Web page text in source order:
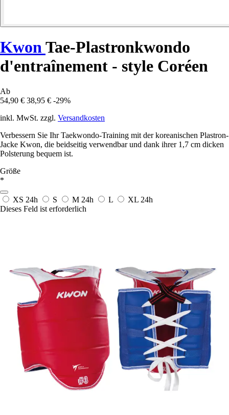
KwonTae-Plastronkwondo
d'entraînement - style Coréen
Ab
54,90 € 38,95 € -29%
inkl. MwSt. zzgl. Versandkosten
Verbessern Sie Ihr Taekwondo-Training mit der koreanischen Plastron-
Jacke Kwon, die beidseitig verwendbar und dank ihrer 1,7 cm dicken
Polsterung bequem ist.
Größe
*
XS 24h S M 24h L XL 24h
Dieses Feld ist erforderlich